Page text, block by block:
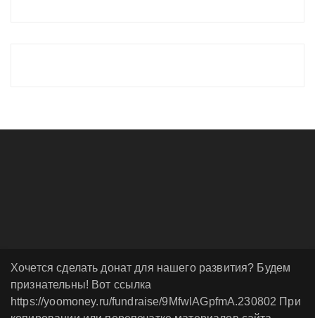
Хочется сделать донат для нашего развития? Будем
признательны! Вот ссылка
https://yoomoney.ru/fundraise/9MfwlAGpfmA.230802 При